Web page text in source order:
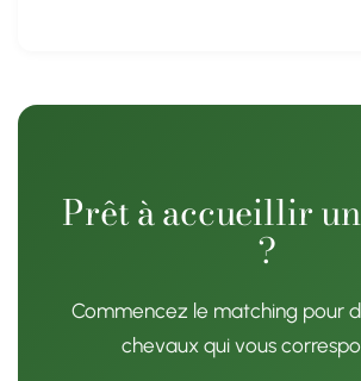
Prêt à accueillir
?
Commencez le matching pour
chevaux qui vous